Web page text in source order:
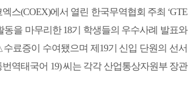
스(COEX)에서 열린 한국무역협회 주최 ‘GTE
동을 마무리한 18기 학생들의 우수사례 발표와
증이 수여됐으며 제19기 신입 단원의 선서
역태국어 19) 씨는 각각 산업통상자원부 장관